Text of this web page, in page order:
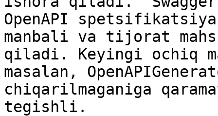
OpenAPI
manbali va tijorat
qiladi. Keyingi ochiq
masalan,
chiqarilmaganiga
tegishli.